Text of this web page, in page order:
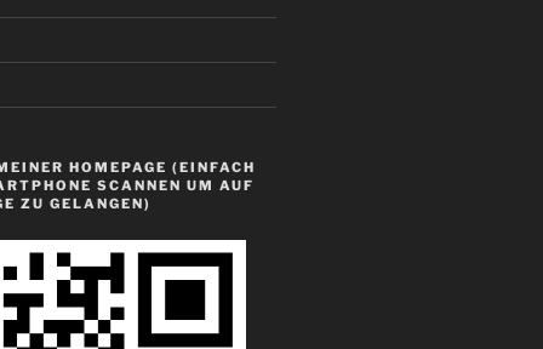
HOMEPAGE (EINFACH
SCANNEN UM AUF
ZU GELANGEN)